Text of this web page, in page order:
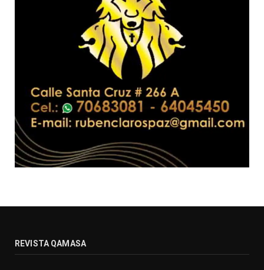
REVISTA QAMASA